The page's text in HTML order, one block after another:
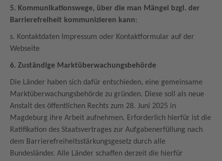
5. Kommunikationswege, über die man Mängel bzgl. der
Barrierefreiheit kommunizieren kann:
s. Kontaktdaten Impressum oder Kontaktformular auf der
Webseite
6. Zuständige Marktüberwachungsbehörde
Die Länder haben sich dafür entschieden, eine gemeinsame
Marktüberwachungsbehörde zu gründen. Diese soll als neue
Anstalt des öffentlichen Rechts zum 28. Juni 2025 in
Magdeburg ihre Arbeit aufnehmen. Erforderlich hierfür ist die
Ratifikation des Staatsvertrages zur Aufgabenerfüllung nach
dem Barrierefreiheitsstärkungsgesetz durch alle
Bundesländer. Alle Länder schaffen derzeit die hierfür